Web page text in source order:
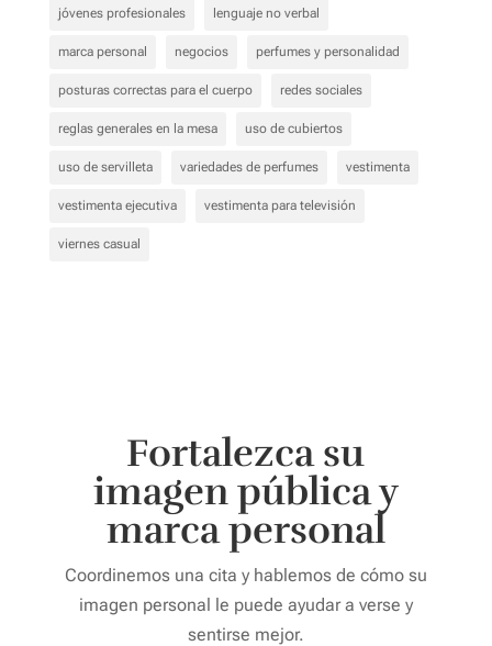
jóvenes profesionales lenguaje no verbal
marca personal negocios perfumes y personalidad
posturas correctas para el cuerpo redes sociales
reglas generales en la mesa uso de cubiertos
uso de servilleta variedades de perfumes vestimenta
vestimenta ejecutiva vestimenta para televisión
viernes casual
Fortalezca su
imagen pública y
marca personal
Coordinemos una cita y hablemos de cómo su
imagen personal le puede ayudar a verse y
sentirse mejor.